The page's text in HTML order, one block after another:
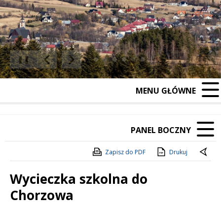
Poprzedni Element
Następny Element
❚❚
MENU GŁÓWNE
PANEL BOCZNY
Zapisz do PDF Drukuj
Wycieczka szkolna do
Chorzowa